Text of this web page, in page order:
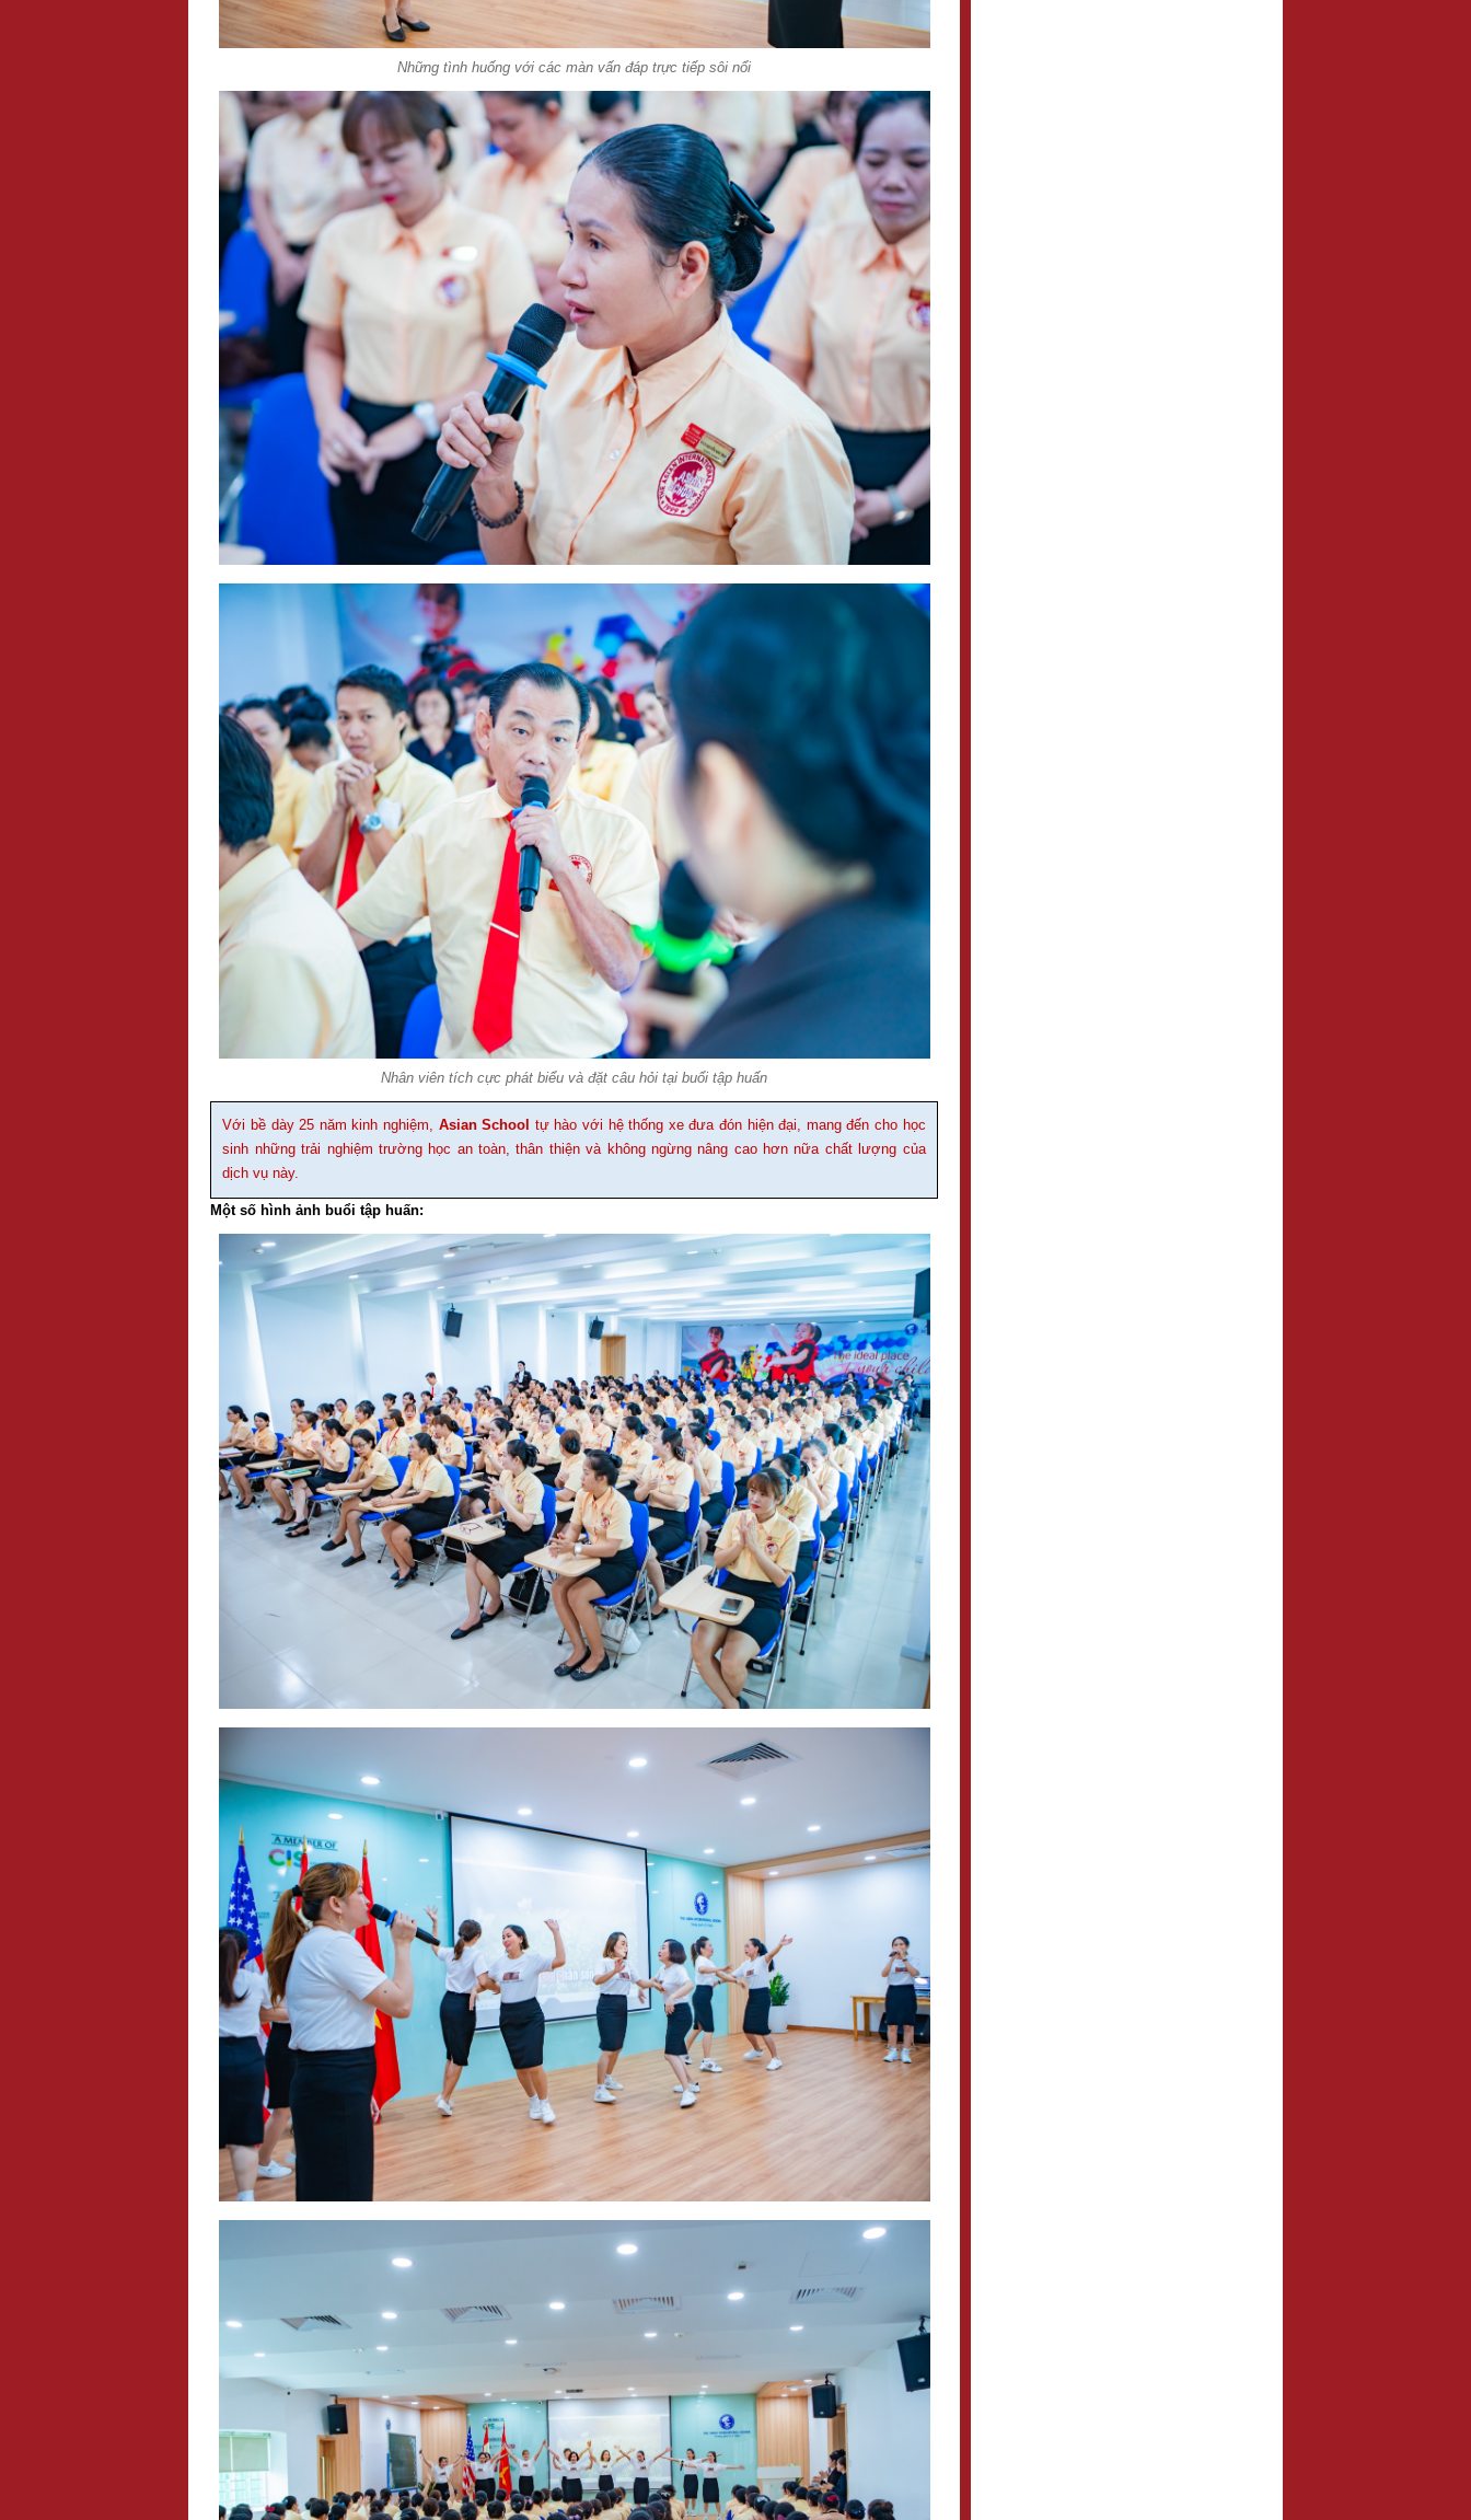
Những tình huống với các màn vấn đáp trực tiếp sôi nổi
Nhân viên tích cực phát biểu và đặt câu hỏi tại buổi tập huấn
Với bề dày 25 năm kinh nghiệm, Asian School tự hào với hệ thống xe đưa đón hiện đại, mang đến cho học
sinh những trải nghiệm trường học an toàn, thân thiện và không ngừng nâng cao hơn nữa chất lượng của
dịch vụ này.
Một số hình ảnh buổi tập huấn: